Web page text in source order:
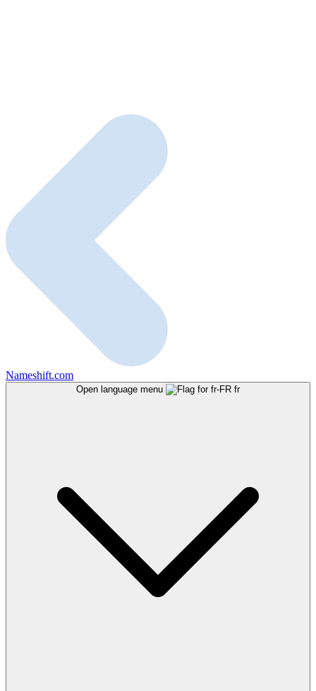
Nameshift.com
Open language menu fr